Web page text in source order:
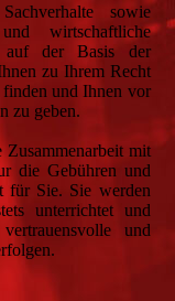
sowie
wirtschaftliche
auf der Basis der
zu Ihrem Recht
und Ihnen vor
zu geben.
mit
die Gebühren und
für Sie. Sie werden
unterrichtet und
und